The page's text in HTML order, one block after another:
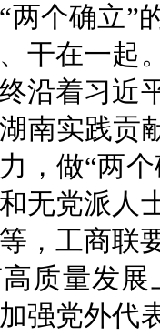
两个确立”
干在一起
沿着习近
南实践贡
，做“两
无党派人
，工商联
质量发
强党外代